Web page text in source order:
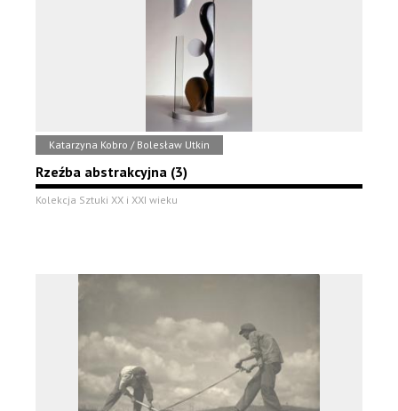
Katarzyna Kobro / Bolesław Utkin
Rzeźba abstrakcyjna (3)
Kolekcja Sztuki XX i XXI wieku